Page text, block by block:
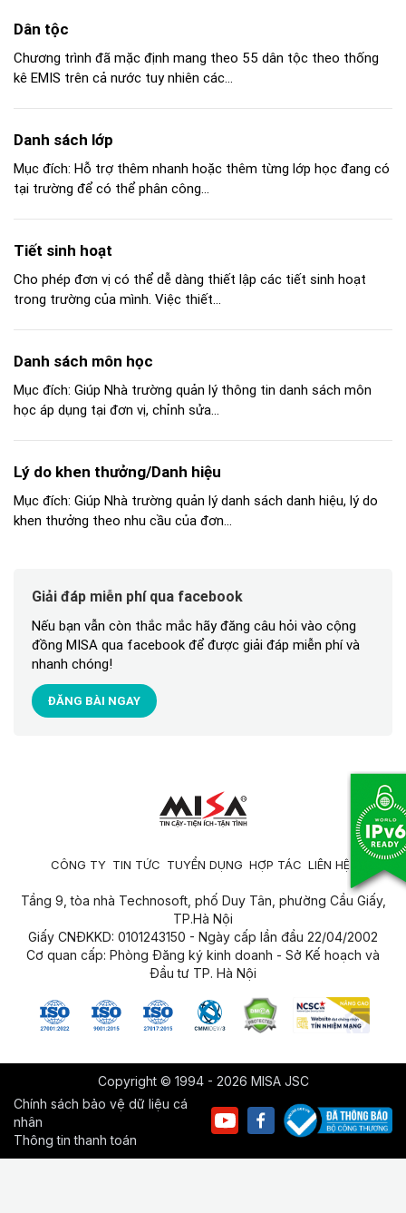
Dân tộc
Chương trình đã mặc định mang theo 55 dân tộc theo thống
kê EMIS trên cả nước tuy nhiên các...
Danh sách lớp
Mục đích: Hỗ trợ thêm nhanh hoặc thêm từng lớp học đang có
tại trường để có thể phân công...
Tiết sinh hoạt
Cho phép đơn vị có thể dễ dàng thiết lập các tiết sinh hoạt
trong trường của mình. Việc thiết...
Danh sách môn học
Mục đích: Giúp Nhà trường quản lý thông tin danh sách môn
học áp dụng tại đơn vị, chỉnh sửa...
Lý do khen thưởng/Danh hiệu
Mục đích: Giúp Nhà trường quản lý danh sách danh hiệu, lý do
khen thưởng theo nhu cầu của đơn...
Giải đáp miễn phí qua facebook
Nếu bạn vẫn còn thắc mắc hãy đăng câu hỏi vào cộng
đồng MISA qua facebook để được giải đáp miễn phí và
nhanh chóng!
ĐĂNG BÀI NGAY
CÔNG TY TIN TỨC TUYỂN DỤNG HỢP TÁC LIÊN HỆ
Tầng 9, tòa nhà Technosoft, phố Duy Tân, phường Cầu Giấy,
TP.Hà Nội
Giấy CNĐKKD: 0101243150 - Ngày cấp lần đầu 22/04/2002
Cơ quan cấp: Phòng Đăng ký kinh doanh - Sở Kế hoạch và
Đầu tư TP. Hà Nội
Copyright © 1994 - 2026 MISA JSC
Chính sách bảo vệ dữ liệu cá
nhân
Thông tin thanh toán